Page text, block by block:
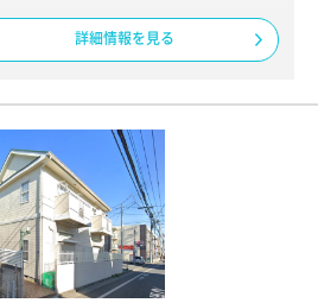
詳細情報を見る